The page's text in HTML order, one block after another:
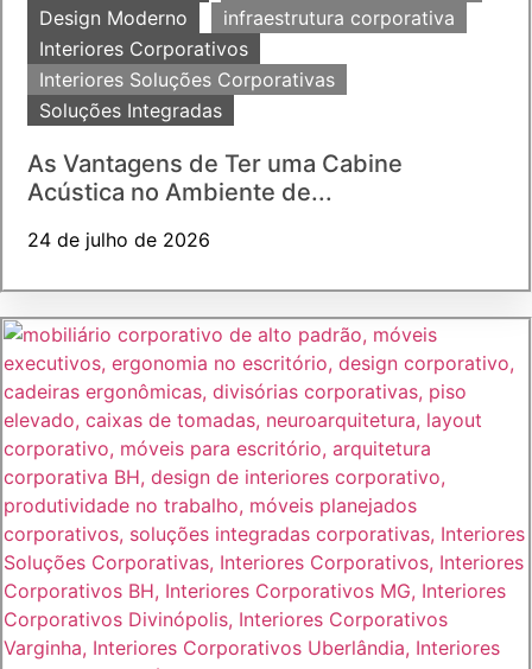
Design Moderno
infraestrutura corporativa
Interiores Corporativos
Interiores Soluções Corporativas
Soluções Integradas
As Vantagens de Ter uma Cabine
Acústica no Ambiente de...
24 de julho de 2026